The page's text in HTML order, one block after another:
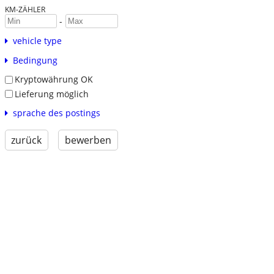
KM-ZÄHLER
-
vehicle type
Bedingung
Kryptowährung OK
Lieferung möglich
sprache des postings
zurück bewerben